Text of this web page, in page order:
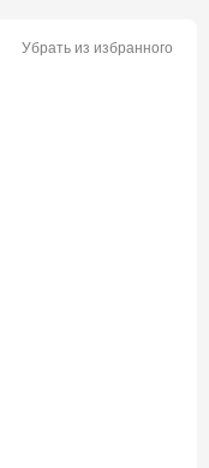
Убрать из избранного